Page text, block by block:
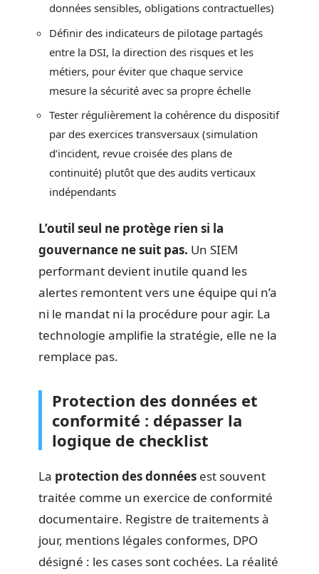
données sensibles, obligations contractuelles)
Définir des indicateurs de pilotage partagés
entre la DSI, la direction des risques et les
métiers, pour éviter que chaque service
mesure la sécurité avec sa propre échelle
Tester régulièrement la cohérence du dispositif
par des exercices transversaux (simulation
d’incident, revue croisée des plans de
continuité) plutôt que des audits verticaux
indépendants
L’outil seul ne protège rien si la
gouvernance ne suit pas. Un SIEM
performant devient inutile quand les
alertes remontent vers une équipe qui n’a
ni le mandat ni la procédure pour agir. La
technologie amplifie la stratégie, elle ne la
remplace pas.
Protection des données et
conformité : dépasser la
logique de checklist
La protection des données est souvent
traitée comme un exercice de conformité
documentaire. Registre de traitements à
jour, mentions légales conformes, DPO
désigné : les cases sont cochées. La réalité